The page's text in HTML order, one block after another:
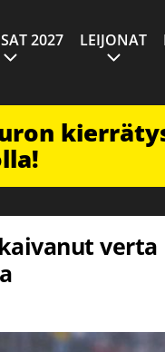
2027 LEIJONAT
verta